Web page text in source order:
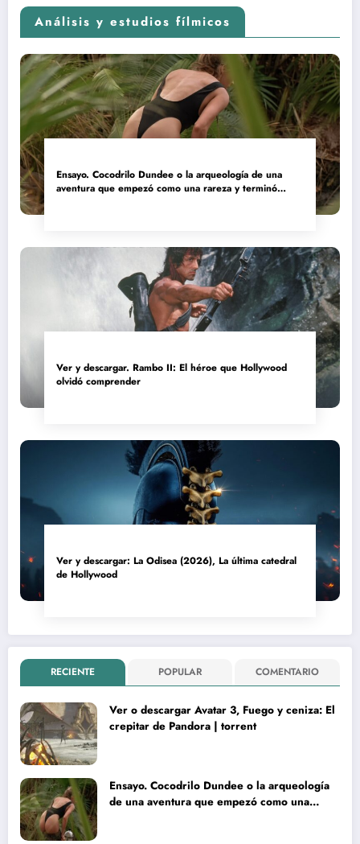
Análisis y estudios fílmicos
Ensayo. Cocodrilo Dundee o la arqueología de una
aventura que empezó como una rareza y terminó
Ver y descargar. Rambo II: El héroe que Hollywood
olvidó comprender
Ver y descargar: La Odisea (2026), La última catedral
de Hollywood
RECIENTE POPULAR COMENTARIO
Ver o descargar Avatar 3, Fuego y ceniza: El
crepitar de Pandora | torrent
Ensayo. Cocodrilo Dundee o la arqueología
de una aventura que empezó como una